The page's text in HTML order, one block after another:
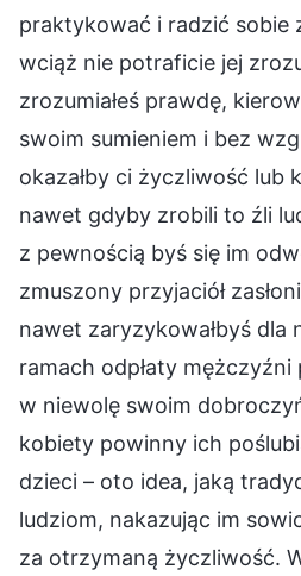
praktykować i radzić sobie
wciąż nie potraficie jej
zrozumiałeś prawdę,
swoim sumieniem i bez
okazałby ci życzliwość lub
nawet gdyby zrobili to źli
z pewnością byś się im
zmuszony przyjaciół
nawet zaryzykowałbyś dla
ramach odpłaty
w niewolę swoim
kobiety powinny ich
dzieci – oto idea, jaką
ludziom, nakazując im
za otrzymaną życzliwość.